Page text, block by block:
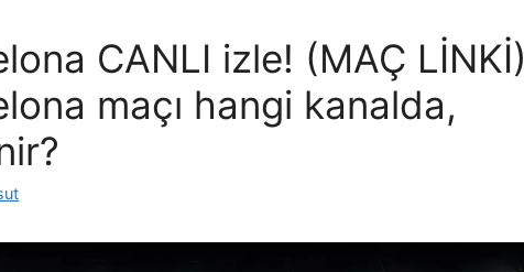
CANLI izle! (MAÇ LİNKİ)
maçı hangi kanalda,